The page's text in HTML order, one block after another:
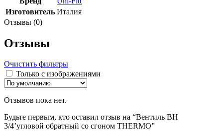
Изготовитель Италия
Отзывы (0)
Отзывы
Очистить фильтры
Только с изображениями
Отзывов пока нет.
Будьте первым, кто оставил отзыв на “Вентиль ВН
3/4’угловой обратный со сгоном THERMO”